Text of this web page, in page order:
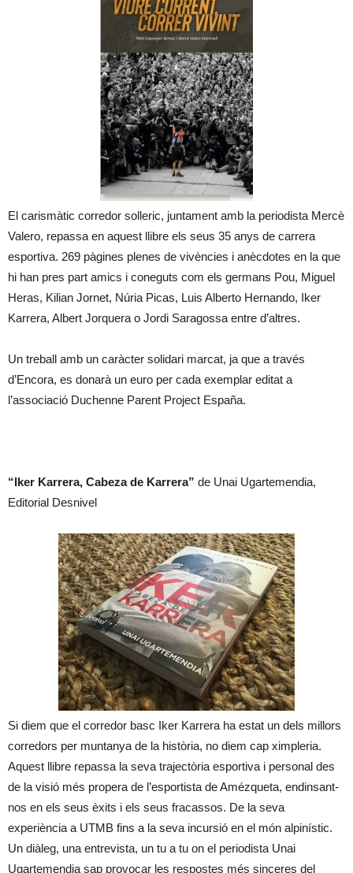
El carismàtic corredor solleric, juntament amb la periodista Mercè
Valero, repassa en aquest llibre els seus 35 anys de carrera
esportiva. 269 pàgines plenes de vivències i anècdotes en la que
hi han pres part amics i coneguts com els germans Pou, Miguel
Heras, Kilian Jornet, Núria Picas, Luis Alberto Hernando, Iker
Karrera, Albert Jorquera o Jordi Saragossa entre d’altres.
Un treball amb un caràcter solidari marcat, ja que a través
d’Encora, es donarà un euro per cada exemplar editat a
l’associació Duchenne Parent Project España.
“Iker Karrera, Cabeza de Karrera” de Unai Ugartemendia,
Editorial Desnivel
Si diem que el corredor basc Iker Karrera ha estat un dels millors
corredors per muntanya de la història, no diem cap ximpleria.
Aquest llibre repassa la seva trajectòria esportiva i personal des
de la visió més propera de l’esportista de Amézqueta, endinsant-
nos en els seus èxits i els seus fracassos. De la seva
experiència a UTMB fins a la seva incursió en el món alpinístic.
Un diàleg, una entrevista, un tu a tu on el periodista Unai
Ugartemendia sap provocar les respostes més sinceres del